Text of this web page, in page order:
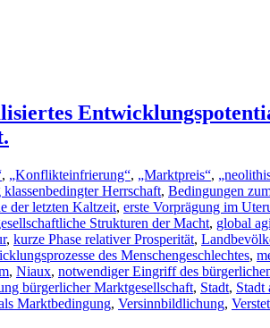
, „Konflikteinfrierung“, „Marktpreis“,
Herrschaft, Bedingungen
der letzten Kaltzeit, erste Vorprägung im
Strukturen der Macht, global
, kurze Phase relativer Prosperität,
des Menschengeschlechtes,
, Niaux, notwendiger Eingriff des
bürgerlicher Marktgesellschaft, Stadt, Stadt
Marktbedingung, Versinnbildlichung,